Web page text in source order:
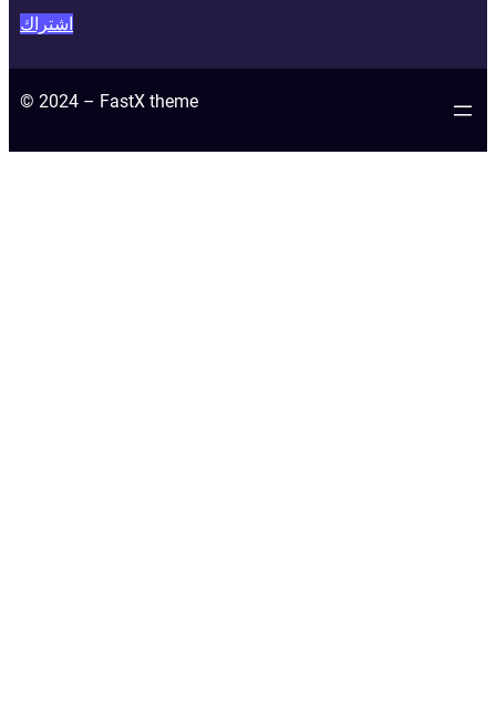
اشتراك
© 2024 – FastX theme